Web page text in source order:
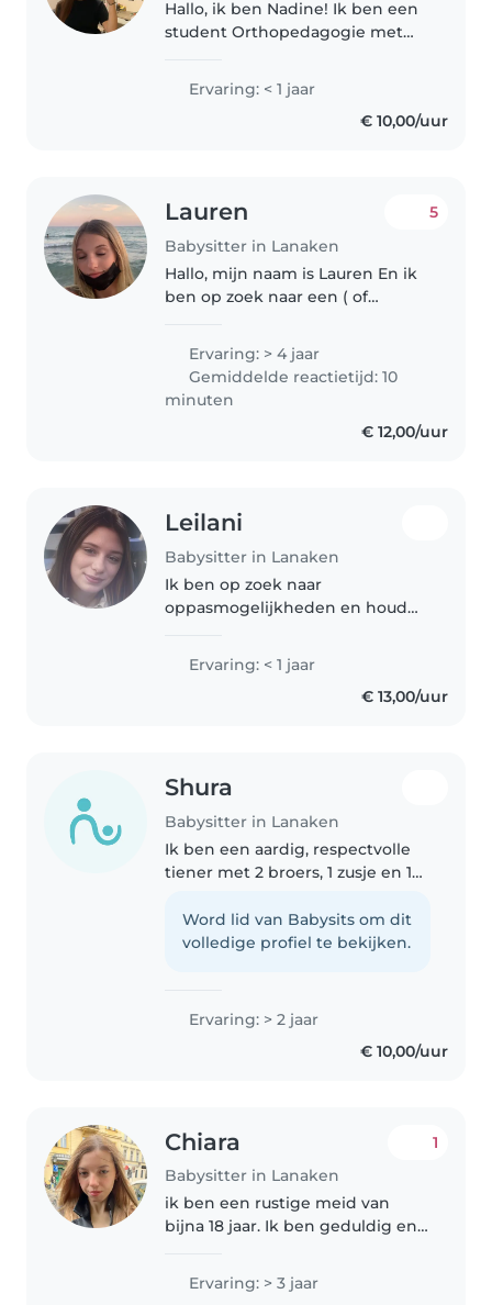
Hallo, ik ben Nadine! Ik ben een
student Orthopedagogie met
van kinderen. Door mijn
opleiding leer ik hoe ik kinderen
op een zorgzame, geduldige en
Ervaring: < 1 jaar
€ 10,00/uur
Lauren
Babysitter in Lanaken
5
Hallo, mijn naam is Lauren En ik
ben op zoek naar een ( of
heb een zusje van 4 waardoor ik
ervaring heb met baby's -
kleuter. Ook werk ik al 4jaar
voor..
Ervaring: > 4 jaar
Gemiddelde reactietijd: 10
minuten
€ 12,00/uur
Leilani
Babysitter in Lanaken
Ik ben op zoek naar
oppasmogelijkheden en houd
spelletjes met kinderen. Ik ben
verantwoordelijk, zorgzaam en
geduldig, ook met peuters en
Ervaring: < 1 jaar
€ 13,00/uur
Shura
Babysitter in Lanaken
Ik ben een aardig, respectvolle
tiener met 2 broers, 1 zusje en 1
leeftijd heb geleerd hoe ik moet
omgaan met kinderen ik heb
Word lid van Babysits om dit
volledige profiel te bekijken.
Ervaring: > 2 jaar
€ 10,00/uur
Chiara
Babysitter in Lanaken
1
ik ben een rustige meid van
bijna 18 jaar. Ik ben geduldig en
al enkele jaren de vaste
babysitter van 2 jongens van 6
Ervaring: > 3 jaar